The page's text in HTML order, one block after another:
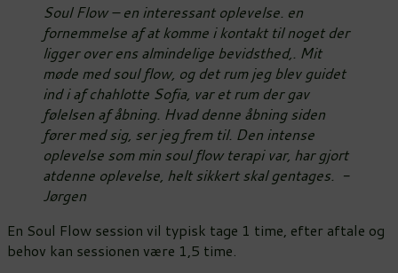
Soul Flow – en interessant oplevelse. en
fornemmelse af at komme i kontakt til noget der
ligger over ens almindelige bevidsthed,. Mit
møde med soul flow, og det rum jeg blev guidet
ind i af chahlotte Sofia, var et rum der gav
følelsen af åbning. Hvad denne åbning siden
fører med sig, ser jeg frem til. Den intense
oplevelse som min soul flow terapi var, har gjort
atdenne oplevelse, helt sikkert skal gentages. -
Jørgen
En Soul Flow session vil typisk tage 1 time, efter aftale og
behov kan sessionen være 1,5 time.